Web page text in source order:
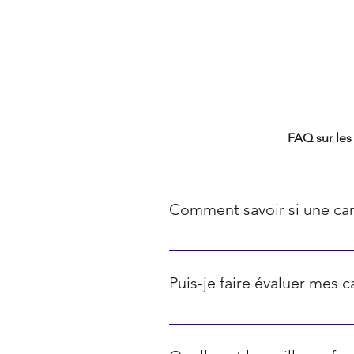
FAQ sur
Comment savoir si une
La rareté des cartes Pokémon
représentent les cartes ultra-
Puis-je faire évaluer mes
Oui, il existe diverses